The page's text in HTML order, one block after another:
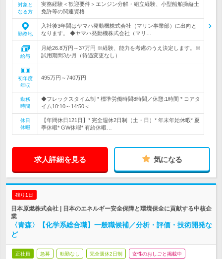
対象と
なる方
実務経験＜歓迎要件＞エンジン分解・組立経験、小型船舶操縦士
免許等の関連資格
勤務地
入社後3年間はヤマハ発動機株式会社（マリン事業部）に出向と
なります。 ◆ヤマハ発動機株式会社（マリ…
給与
月給26.8万円～37万円 ※経験、能力を考慮のうえ決定します。※
試用期間3か月（待遇変更なし）
初年度
年収
495万円～740万円
勤務
時間
◆フレックスタイム制 * 標準労働時間8時間／休憩:1時間 * コアタ
イム10:10～14:50＜ …
休日
休暇
【年間休日121日】* 完全週休2日制（土・日）* 年末年始休暇* 夏
季休暇* GW休暇* 有給休暇…
求人詳細を見る 気になる
残り1日
日本原燃株式会社 | 日本のエネルギー安全保障と環境保全に貢献する中核企
業
〈青森〉【化学系総合職】一般職候補／分析・評価・技術開発な
ど
正社員 急募 転勤なし 完全週休2日制 女性のおしごと掲載中